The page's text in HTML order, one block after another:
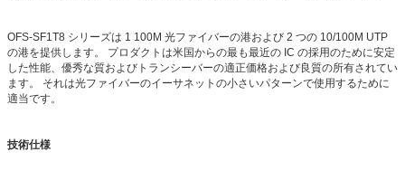
OFS-SF1T8 シリーズは 1 100M 光ファイバーの港および 2 つの 10/100M UTP
の港を提供します。 プロダクトは米国からの最も最近の IC の採用のために安定
した性能、優秀な質およびトランシーバーの適正価格および良質の所有されてい
ます。 それは光ファイバーのイーサネットの小さいパターンで使用するために
適当です。
技術仕様